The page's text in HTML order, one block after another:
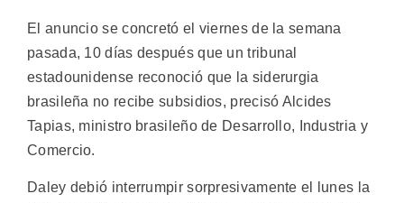
El anuncio se concretó el viernes de la semana
pasada, 10 días después que un tribunal
estadounidense reconoció que la siderurgia
brasileña no recibe subsidios, precisó Alcides
Tapias, ministro brasileño de Desarrollo, Industria y
Comercio.
Daley debió interrumpir sorpresivamente el lunes la